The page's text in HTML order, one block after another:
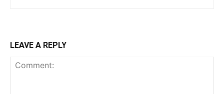
LEAVE A REPLY